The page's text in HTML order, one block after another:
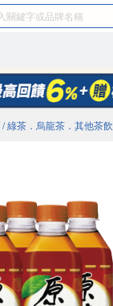
/ 綠茶．烏龍茶．其他茶飲